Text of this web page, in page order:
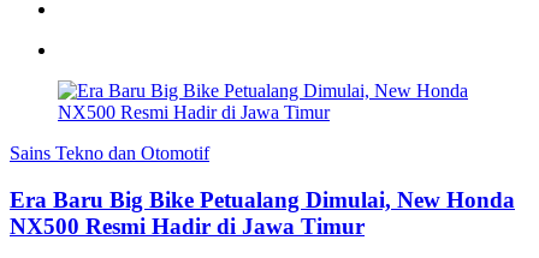
Sains Tekno dan Otomotif
Era Baru Big Bike Petualang Dimulai, New Honda
NX500 Resmi Hadir di Jawa Timur